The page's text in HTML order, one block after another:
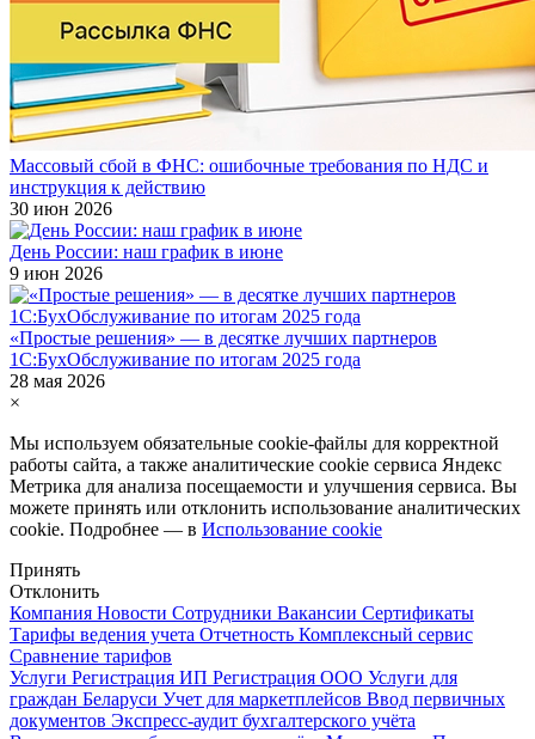
Массовый сбой в ФНС: ошибочные требования по НДС и
инструкция к действию
30 июн 2026
День России: наш график в июне
9 июн 2026
«Простые решения» — в десятке лучших партнеров
1С:БухОбслуживание по итогам 2025 года
28 мая 2026
×
Мы используем обязательные cookie-файлы для корректной
работы сайта, а также аналитические cookie сервиса Яндекс
Метрика для анализа посещаемости и улучшения сервиса. Вы
можете принять или отклонить использование аналитических
cookie. Подробнее — в Использование cookie
Принять
Отклонить
Компания Новости Сотрудники Вакансии Сертификаты
Тарифы ведения учета Отчетность Комплексный сервис
Сравнение тарифов
Услуги Регистрация ИП Регистрация ООО Услуги для
граждан Беларуси Учет для маркетплейсов Ввод первичных
документов Экспресс-аудит бухгалтерского учёта